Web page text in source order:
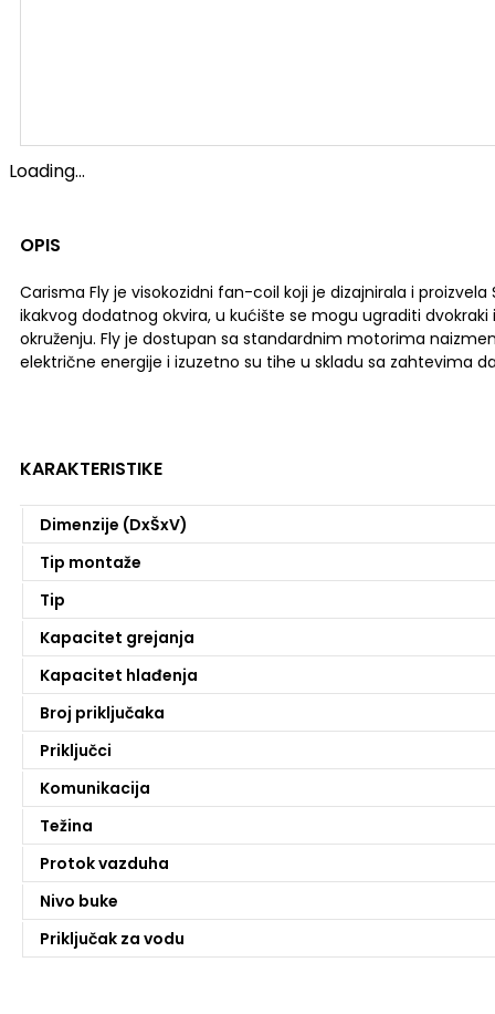
Loading...
OPIS
Carisma Fly je visokozidni fan-coil koji je dizajnirala i
ikakvog dodatnog okvira, u kućište se mogu ugraditi
okruženju. Fly je dostupan sa standardnim motorima
električne energije i izuzetno su tihe u skladu sa zahtevima
KARAKTERISTIKE
Dimenzije (DxŠxV)
Tip montaže
Tip
Kapacitet grejanja
Kapacitet hlađenja
Broj priključaka
Priključci
Komunikacija
Težina
Protok vazduha
Nivo buke
Priključak za vodu